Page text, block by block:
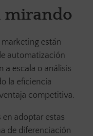
mirando
están
automatización
a escala o análisis
la eficiencia
competitiva.
en adoptar estas
de diferenciación